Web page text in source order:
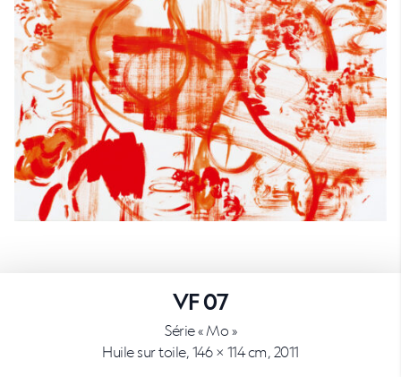
VF 07
Série « Mo »
Huile sur toile, 146 × 114 cm, 2011